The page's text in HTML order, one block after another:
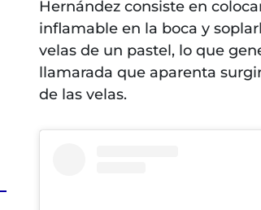
Hernández consiste en
inflamable en la boca y
velas de un pastel, lo que
llamarada que aparenta
de las velas.